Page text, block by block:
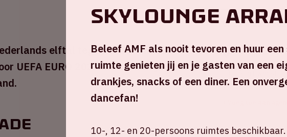
elftal tegen Schotland. Dit is
UEFA EURO 2024 dat van 14 juni tot
Vr 22 maart
Johan Cruijff
Start wedstrijd
Einde
Skylounge
Beleef AMF als nooit tevoren en huur
ruimte genieten jij en je gasten van een
drankjes, snacks of een diner. Een
dancefan!
10-, 12- en 20-persoons ruimtes beschikbaar.